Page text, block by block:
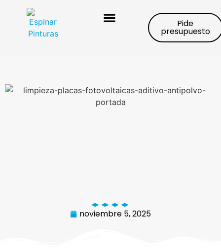
Pide
presupuesto
noviembre 5, 2025